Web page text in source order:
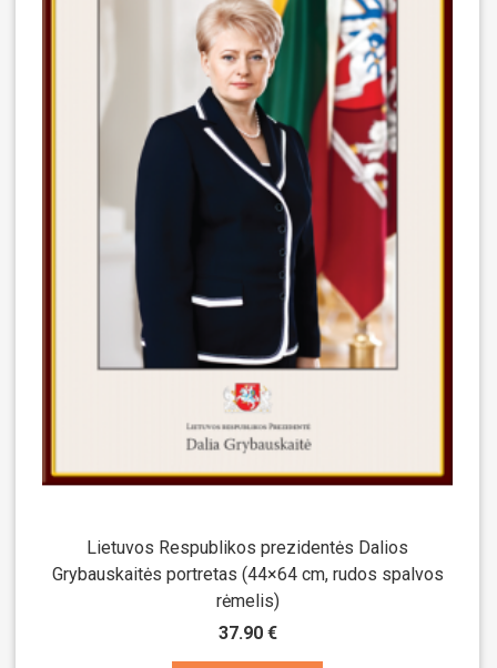
Lietuvos Respublikos prezidentės Dalios
Grybauskaitės portretas (44×64 cm, rudos spalvos
rėmelis)
37.90 €